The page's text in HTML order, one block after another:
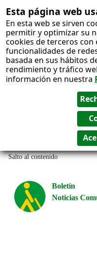
Esta página web
En esta web se sirven
permitir y optimizar su
cookies de terceros
funcionalidades de
basada en sus hábitos
rendimiento y tráfico
información en nuestra
Salto al contenido
Boletín
Noticias